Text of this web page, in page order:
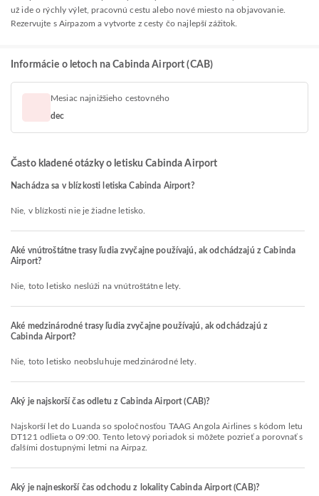
už ide o rýchly výlet, pracovnú cestu alebo nové miesto na objavovanie.
Rezervujte s Airpazom a vytvorte z cesty čo najlepší zážitok.
Informácie o letoch na Cabinda Airport (CAB)
Mesiac najnižšieho cestovného
dec
Často kladené otázky o letisku Cabinda Airport
Nachádza sa v blízkosti letiska Cabinda Airport?
Nie, v blízkosti nie je žiadne letisko.
Aké vnútroštátne trasy ľudia zvyčajne používajú, ak odchádzajú z Cabinda
Airport?
Nie, toto letisko neslúži na vnútroštátne lety.
Aké medzinárodné trasy ľudia zvyčajne používajú, ak odchádzajú z
Cabinda Airport?
Nie, toto letisko neobsluhuje medzinárodné lety.
Aký je najskorší čas odletu z Cabinda Airport (CAB)?
Najskorší let do Luanda so spoločnosťou TAAG Angola Airlines s kódom letu
DT121 odlieta o 09:00. Tento letový poriadok si môžete pozrieť a porovnať s
ďalšími dostupnými letmi na Airpaz.
Aký je najneskorší čas odchodu z lokality Cabinda Airport (CAB)?